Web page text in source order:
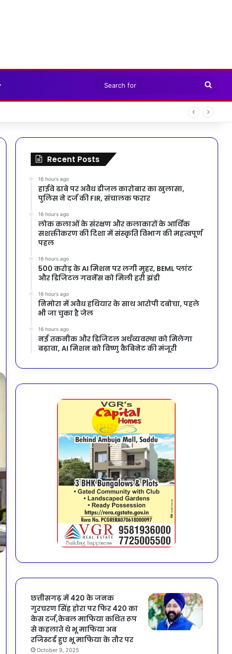
for
Recent Posts
16 hours ago
हाईवे ढाबे पर अवैध डीजल कारोबार का खुलासा,
पुलिस ने दर्ज की FIR, संचालक फरार
16 hours ago
लोक कलाओं के संरक्षण और कलाकारों के आर्थिक
सशक्तीकरण की दिशा में संस्कृति विभाग की महत्वपूर्ण
पहल
16 hours ago
500 करोड़ के AI मिशन पर लगी मुहर, BEML प्लांट
और डिजिटल गवर्नेंस को मिली हरी झंडी
16 hours ago
निमोरा में अवैध हथियार के साथ आरोपी दबोचा, पहले
भी जा चुका है जेल
16 hours ago
नई तकनीक और डिजिटल अर्थव्यवस्था को मिलेगा
बढ़ावा, AI मिशन को विष्णु कैबिनेट की मंजूरी
छत्तीसगढ़ में 420 के जनक
गुरचरण सिंह होरा पर फिर 420 का
केस दर्ज,केबल माफिया कथित रूप
से कहलाते थे भू माफिया अब
रजिस्टर्ड हुए भू माफिया के तौर पर
October 9, 2025